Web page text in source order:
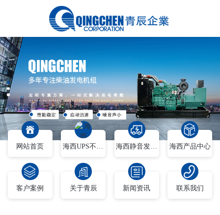
网站首页 海西UPS不间断电源 海西静音发电车 海西产品中心
客户案例 关于青辰 新闻资讯 联系我们